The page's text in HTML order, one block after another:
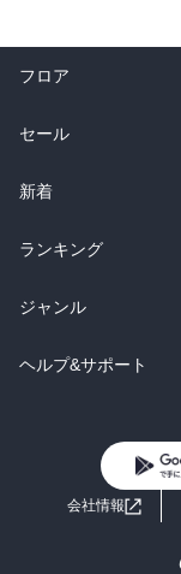
フロア
総合
ラノベ
雑誌・グラビア
BL・TL
セール
総合
ラノベ
雑誌・グラビア
BL・TL
新着
総合
ラノベ
雑誌・グラビア
ランキング
総合
ラノベ
ジャンル
コミック
ライトノベル
ヘルプ&サポート
よくあるご質問
会社情報